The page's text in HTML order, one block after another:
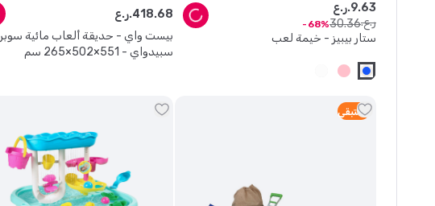
ستار بيبيز - خيمة لعب
ر.ع.9.63
ر.ع.
30.36
68
بيست واي - حديقة ألعاب مائية سوبر
سبيدواي - 551×502×265 سم
ر.ع.418.68
1 متبقي